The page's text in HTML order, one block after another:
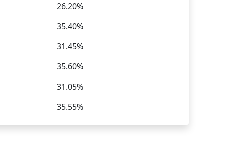
26.20%
35.40%
31.45%
35.60%
31.05%
35.55%